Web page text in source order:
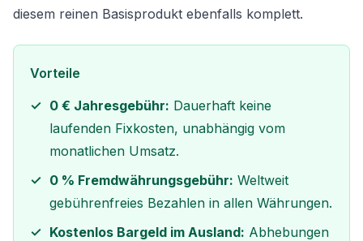
diesem reinen Basisprodukt ebenfalls komplett.
Vorteile
0 € Jahresgebühr: Dauerhaft keine
laufenden Fixkosten, unabhängig vom
monatlichen Umsatz.
0 % Fremdwährungsgebühr: Weltweit
gebührenfreies Bezahlen in allen Währungen.
Kostenlos Bargeld im Ausland: Abhebungen